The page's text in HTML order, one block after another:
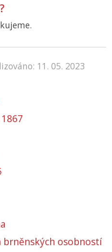
11. 05. 2023
brněnských osobností